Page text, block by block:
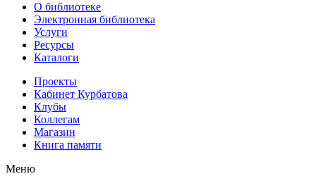
О библиотеке
Электронная библиотека
Услуги
Ресурсы
Каталоги
Проекты
Кабинет Курбатова
Клубы
Коллегам
Магазин
Книга памяти
Меню